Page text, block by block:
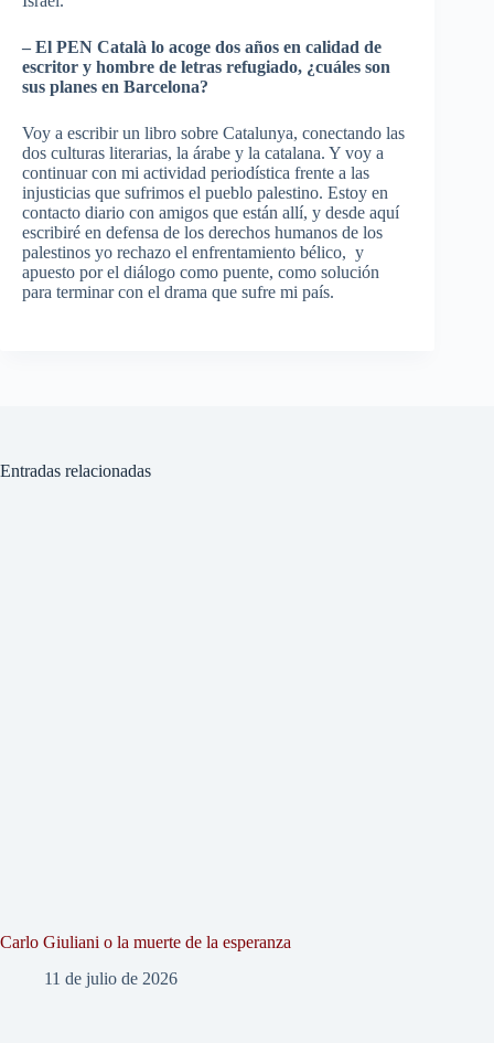
– El PEN Català lo acoge dos años en calidad de
escritor y hombre de letras refugiado, ¿cuáles son
sus planes en Barcelona?
Voy a escribir un libro sobre Catalunya, conectando las
dos culturas literarias, la árabe y la catalana. Y voy a
continuar con mi actividad periodística frente a las
injusticias que sufrimos el pueblo palestino. Estoy en
contacto diario con amigos que están allí, y desde aquí
escribiré en defensa de los derechos humanos de los
palestinos yo rechazo el enfrentamiento bélico, y
apuesto por el diálogo como puente, como solución
para terminar con el drama que sufre mi país.
Entradas relacionadas
Carlo Giuliani o la muerte de la esperanza
11 de julio de 2026